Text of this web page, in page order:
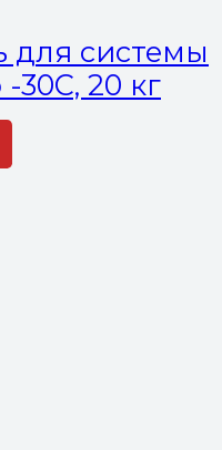
для системы
30С, 20 кг